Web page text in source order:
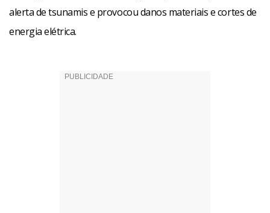
alerta de tsunamis e provocou danos materiais e cortes de
energia elétrica.